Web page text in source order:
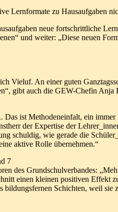
Lernformate zu Hausaufgaben
neue fortschrittliche
und weiter: „Diese neuen
Vieluf. An einer guten
gibt auch die GEW-Chefin
ist Methodeneinfalt, ein
der Expertise der
schuldig, wie gerade die
aktive Rolle übernehmen.“
7
des Grundschulverbandes:
einen kleinen positiven Effekt
Schichten, weil sie